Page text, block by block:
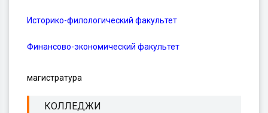
Историко-филологический факультет
Финансово-экономический факультет
магистратура
КОЛЛЕДЖИ